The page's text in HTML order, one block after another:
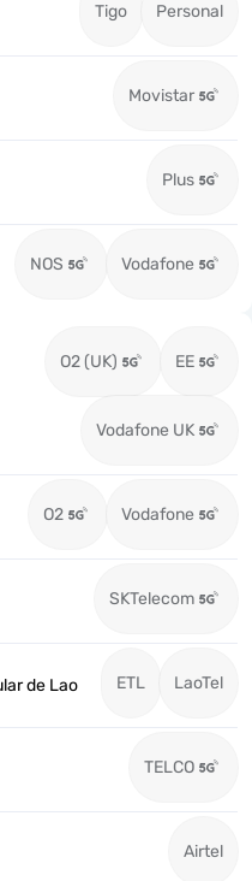
Tigo Personal
Movistar
Plus
NOS Vodafone
O2 (UK) EE
Vodafone UK
O2 Vodafone
SKTelecom
de Lao ETL LaoTel
TELCO
Airtel